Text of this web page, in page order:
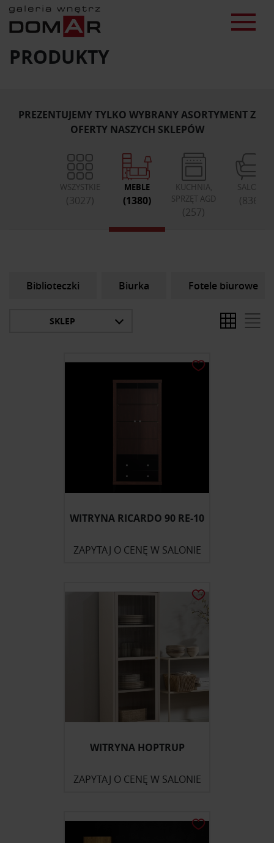
PRODUKTY
PREZENTUJEMY TYLKO WYBRANY ASORTYMENT Z
OFERTY NASZYCH SKLEPÓW
WSZYSTKIE
(3027)
MEBLE
(1380)
KUCHNIA,
SPRZĘT AGD
(257)
SALON
(836)
Biblioteczki Biurka Fotele biurowe
SKLEP
WITRYNA RICARDO 90 RE-10
ZAPYTAJ O CENĘ W SALONIE
WITRYNA HOPTRUP
ZAPYTAJ O CENĘ W SALONIE